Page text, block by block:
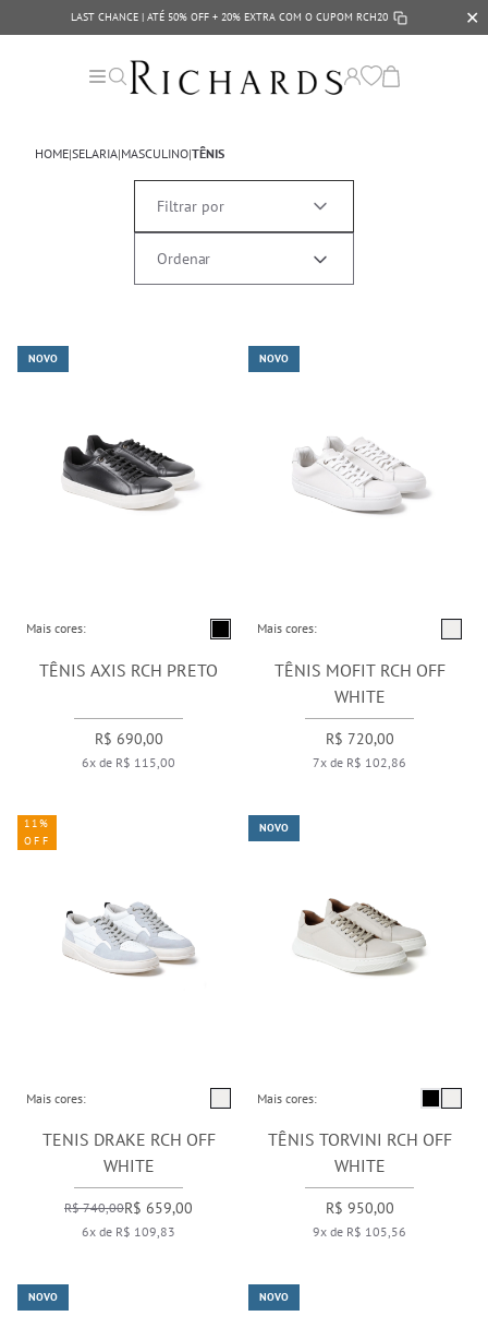
LAST CHANCE | ATÉ 50% OFF + 20% EXTRA COM O CUPOM RCH20 ✕
HOME|SELARIA|MASCULINO|TÊNIS
Filtrar por
Mais cores:
TÊNIS AXIS RCH PRETO
R$ 690,00
6x de R$ 115,00
NOVO
Mais cores:
TÊNIS MOFIT RCH OFF
WHITE
R$ 720,00
7x de R$ 102,86
NOVO
Mais cores:
TENIS DRAKE RCH OFF
WHITE
R$ 740,00R$ 659,00
6x de R$ 109,83
11%
OFF
Mais cores:
TÊNIS TORVINI RCH OFF
WHITE
R$ 950,00
9x de R$ 105,56
NOVO
NOVO NOVO